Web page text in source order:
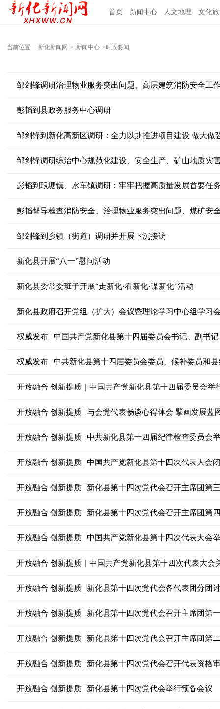
首页 新闻中心 人文地理 文化
当前位置: 新化新闻网 > 新闻中心 >时政要闻
邹剑锋调研治理物业服务突出问题、高层建筑消防安全工
彭韬到县政务服务中心调研
邹剑锋到新化高新区调研：全力以赴推进项目建设 做大做
邹剑锋调研综治中心规范化建设、安全生产、矿山地质灾
彭韬到琅塘镇、水车镇调研：牢牢把握高质量发展首要任
彭韬督导检查消防安全、治理物业服务突出问题、煤矿安
邹剑锋到乡镇（街道）调研并开展下沉接访
新化县开展“八一”慰问活动
新化县委常委班子开展“走新化·看新化·谋新化”活动
新化县政府召开党组（扩大）会议暨理论学习中心组学习
权威发布 | 中国共产党新化县第十四届委员会书记、副书
权威发布 | 中共新化县第十四届委员会委员、候补委员和
开放融合 创新提质｜中国共产党新化县第十四届委员会举
开放融合 创新提质 | 与会党代表畅谈心得体会 擘画发展蓝
开放融合 创新提质 | 中共新化县第十四届纪律检查委员会
开放融合 创新提质 | 中国共产党新化县第十四次代表大会
开放融合 创新提质 | 新化县第十四次党代会召开主席团第
开放融合 创新提质 | 新化县第十四次党代会召开主席团第
开放融合 创新提质 | 中国共产党新化县第十四次代表大会
开放融合 创新提质 | 新化县第十四次党代会各代表团分团
开放融合 创新提质 | 新化县第十四次党代会召开主席团第
开放融合 创新提质 | 新化县第十四次党代会召开主席团第
开放融合 创新提质 | 新化县第十四次党代会召开代表资格
开放融合 创新提质 | 新化县第十四次党代会举行预备会议